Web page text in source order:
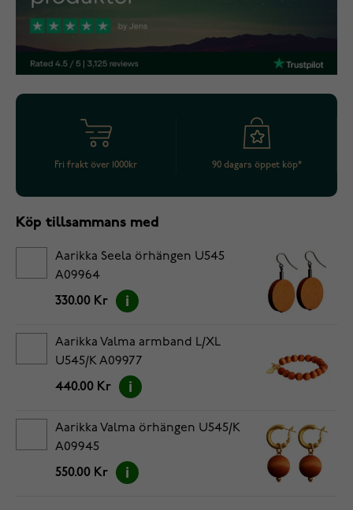
Fri frakt över 1000kr 90 dagars öppet köp*
Köp tillsammans med
Aarikka Seela örhängen U545
A09964
330.00 Kr
Aarikka Valma armband L/XL
U545/K A09977
440.00 Kr
Aarikka Valma örhängen U545/K
A09945
550.00 Kr